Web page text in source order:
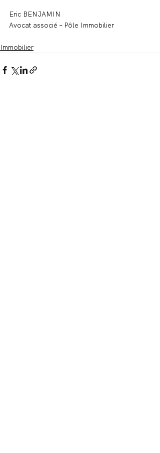
Eric BENJAMIN
Avocat associé – Pôle Immobilier
Immobilier